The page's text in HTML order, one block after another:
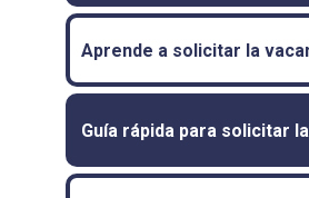
Aprende a solicitar la
Guía rápida para solicitar